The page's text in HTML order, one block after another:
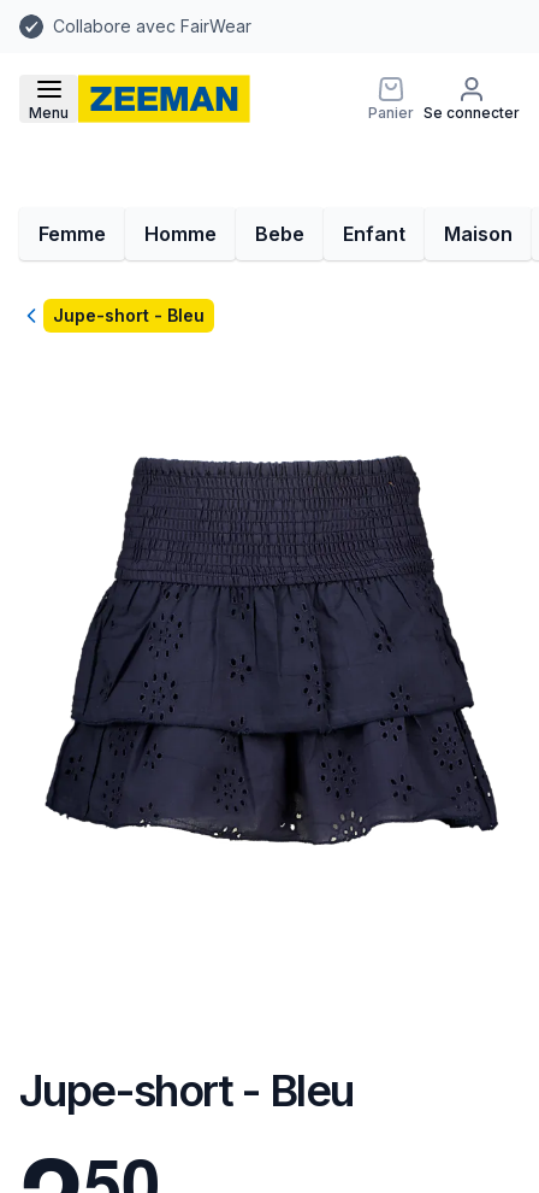
Collabore avec FairWear
Menu Panier Se connecter
Femme Homme Bebe Enfant Maison
RetourJupe-short - Bleu
Jupe-short - Bleu